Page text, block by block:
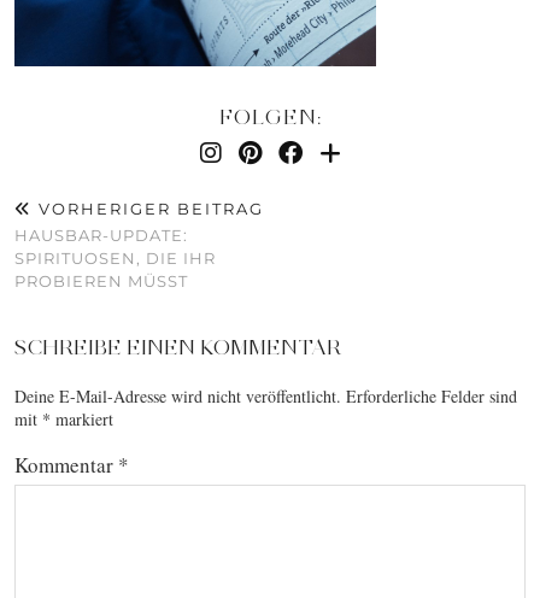
FOLGEN:
VORHERIGER BEITRAG
HAUSBAR-UPDATE:
SPIRITUOSEN, DIE IHR
PROBIEREN MÜSST
SCHREIBE EINEN KOMMENTAR
Deine E-Mail-Adresse wird nicht veröffentlicht. Erforderliche Felder sind
mit * markiert
Kommentar *